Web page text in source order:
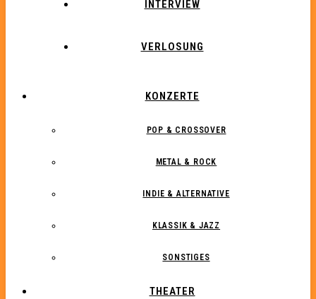
INTERVIEW
VERLOSUNG
KONZERTE
POP & CROSSOVER
METAL & ROCK
INDIE & ALTERNATIVE
KLASSIK & JAZZ
SONSTIGES
THEATER